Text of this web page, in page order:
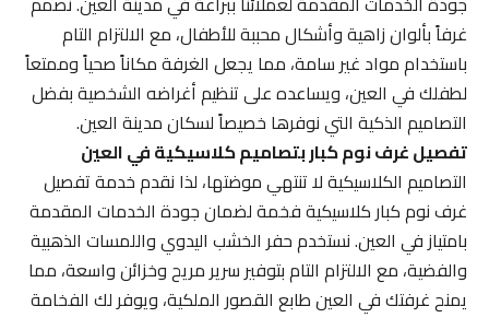
غرفاً بألوان زاهية وأشكال محببة للأطفال، مع الالتزام التام
باستخدام مواد غير سامة، مما يجعل الغرفة مكاناً صحياً وممتعاً
لطفلك في العين، ويساعده على تنظيم أغراضه الشخصية بفضل
التصاميم الذكية التي نوفرها خصيصاً لسكان مدينة العين.
تفصيل غرف نوم كبار بتصاميم كلاسيكية في العين
التصاميم الكلاسيكية لا تنتهي موضتها، لذا نقدم خدمة تفصيل
غرف نوم كبار كلاسيكية فخمة لضمان جودة الخدمات المقدمة
بامتياز في العين. نستخدم حفر الخشب اليدوي واللمسات الذهبية
والفضية، مع الالتزام التام بتوفير سرير مريح وخزائن واسعة، مما
يمنح غرفتك في العين طابع القصور الملكية، ويوفر لك الفخامة